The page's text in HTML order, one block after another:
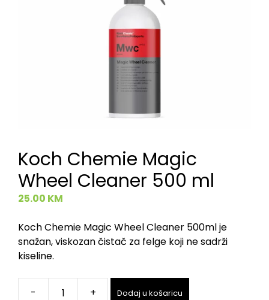
Koch Chemie Magic
Wheel Cleaner 500 ml
25.00 KM
Koch Chemie Magic Wheel Cleaner 500ml je
snažan, viskozan čistač za felge koji ne sadrži
kiseline.
- + Dodaj u košaricu